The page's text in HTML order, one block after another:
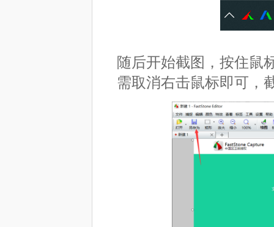
随后开始截图，按住鼠
需取消右击鼠标即可，